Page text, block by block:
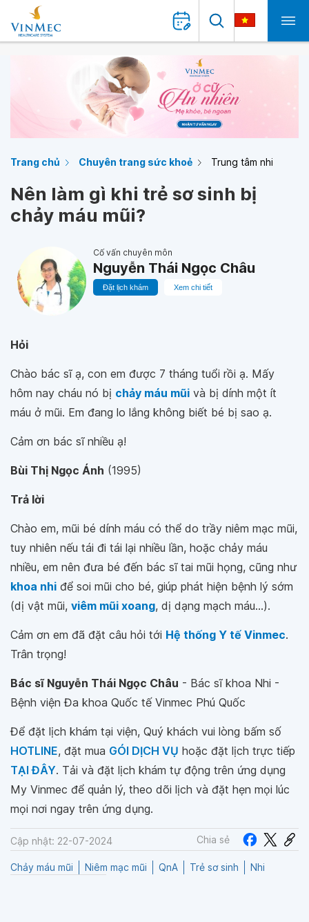
Trang chủ Chuyên trang sức khoẻ Trung tâm nhi
Nên làm gì khi trẻ sơ sinh bị
chảy máu mũi?
Cố vấn chuyên môn
Nguyễn Thái Ngọc Châu
Đặt lịch khám Xem chi tiết
Hỏi
Chào bác sĩ ạ, con em được 7 tháng tuổi rồi ạ. Mấy
hôm nay cháu nó bị chảy máu mũi và bị dính một ít
máu ở mũi. Em đang lo lắng không biết bé bị sao ạ.
Cảm ơn bác sĩ nhiều ạ!
Bùi Thị Ngọc Ánh (1995)
Trả lời
Chào em, mũi bé dính máu có thể do trầy niêm mạc mũi,
tuy nhiên nếu tái đi tái lại nhiều lần, hoặc chảy máu
nhiều, em nên đưa bé đến bác sĩ tai mũi họng, cũng như
khoa nhi để soi mũi cho bé, giúp phát hiện bệnh lý sớm
(dị vật mũi, viêm mũi xoang, dị dạng mạch máu...).
Cảm ơn em đã đặt câu hỏi tới Hệ thống Y tế Vinmec.
Trân trọng!
Bác sĩ Nguyễn Thái Ngọc Châu - Bác sĩ khoa Nhi -
Bệnh viện Đa khoa Quốc tế Vinmec Phú Quốc
Để đặt lịch khám tại viện, Quý khách vui lòng bấm số
HOTLINE, đặt mua GÓI DỊCH VỤ hoặc đặt lịch trực tiếp
TẠI ĐÂY. Tải và đặt lịch khám tự động trên ứng dụng
My Vinmec để quản lý, theo dõi lịch và đặt hẹn mọi lúc
mọi nơi ngay trên ứng dụng.
Cập nhật: 22-07-2024 Chia sẻ
Chảy máu mũi Niêm mạc mũi QnA Trẻ sơ sinh Nhi